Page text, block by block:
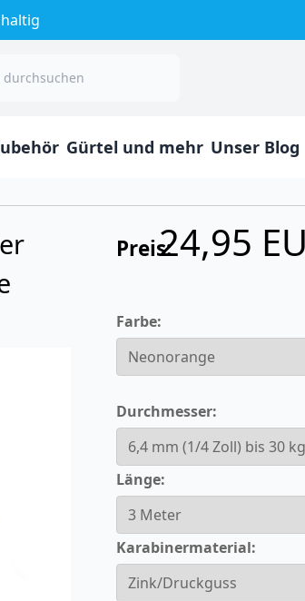
Gürtel und mehr Unser Blog
Preis:24,95
Farbe:
Durchmesser:
Länge:
Karabinermaterial: